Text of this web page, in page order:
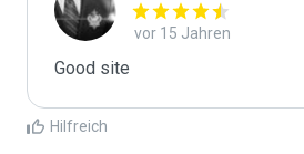
vor 15 Jahren
Good site
Hilfreich